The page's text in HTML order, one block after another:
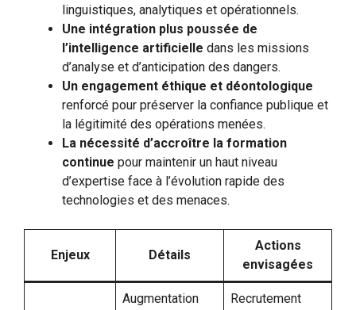
linguistiques, analytiques et opérationnels.
Une intégration plus poussée de
l’intelligence artificielle dans les missions
d’analyse et d’anticipation des dangers.
Un engagement éthique et déontologique
renforcé pour préserver la confiance publique et
la légitimité des opérations menées.
La nécessité d’accroître la formation
continue pour maintenir un haut niveau
d’expertise face à l’évolution rapide des
technologies et des menaces.
Enjeux Détails
Actions
envisagées
Augmentation Recrutement